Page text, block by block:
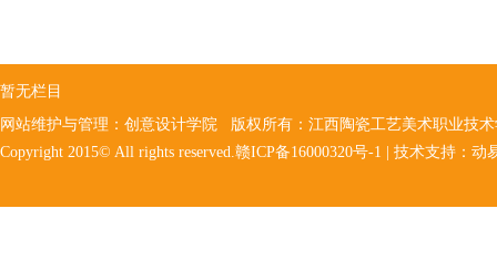
暂无栏目
网站维护与管理：创意设计学院 版权所有：江西陶瓷工艺美术职业技
Copyright 2015© All rights reserved.赣ICP备16000320号-1 | 技术支持：动